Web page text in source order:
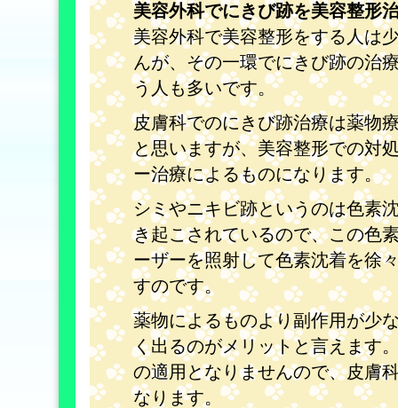
美容外科でにきび跡を美容整形
美容外科で美容整形をする人は
んが、その一環でにきび跡の治
う人も多いです。
皮膚科でのにきび跡治療は薬物
と思いますが、美容整形での対
ー治療によるものになります。
シミやニキビ跡というのは色素
き起こされているので、この色
ーザーを照射して色素沈着を徐
すのです。
薬物によるものより副作用が少
く出るのがメリットと言えます
の適用となりませんので、皮膚
なります。